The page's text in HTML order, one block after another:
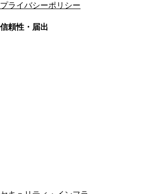
プライバシーポリシー
信頼性・届出